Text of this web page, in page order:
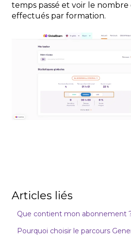
temps passé et voir le nombre
effectués par formation.
Articles liés
Que contient mon abonnement
Pourquoi choisir le parcours